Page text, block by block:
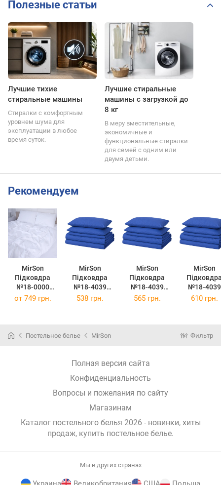
Полезные статьи
Лучшие тихие
стиральные машины
Стиралки с комфортным
уровнем шума для
эксплуатации в любое
время суток.
Лучшие стиральные
машины с загрузкой до
8 кг
В меру вместительные,
экономичные и
функциональные стиралки
для семей с одним или
двумя детьми.
Рекомендуем
MirSon
Підковдра
№18-0000
White
MirSon
Підковдра
№18-4039
Regatta
143х210
MirSon
Підковдра
№18-4039
Regatta
MirSon
№18-4039
Regatta
175х210
от 749 грн. 538 грн. 565 грн. 610 грн.
Постельное белье MirSon Фильтр
Полная версия сайта
Конфиденциальность
Вопросы и пожелания по сайту
Магазинам
Каталог постельного белья 2026 - новинки, хиты
продаж, купить постельное белье.
Мы в других странах